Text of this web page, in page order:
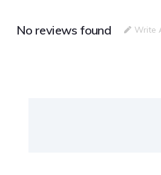
No reviews found Write